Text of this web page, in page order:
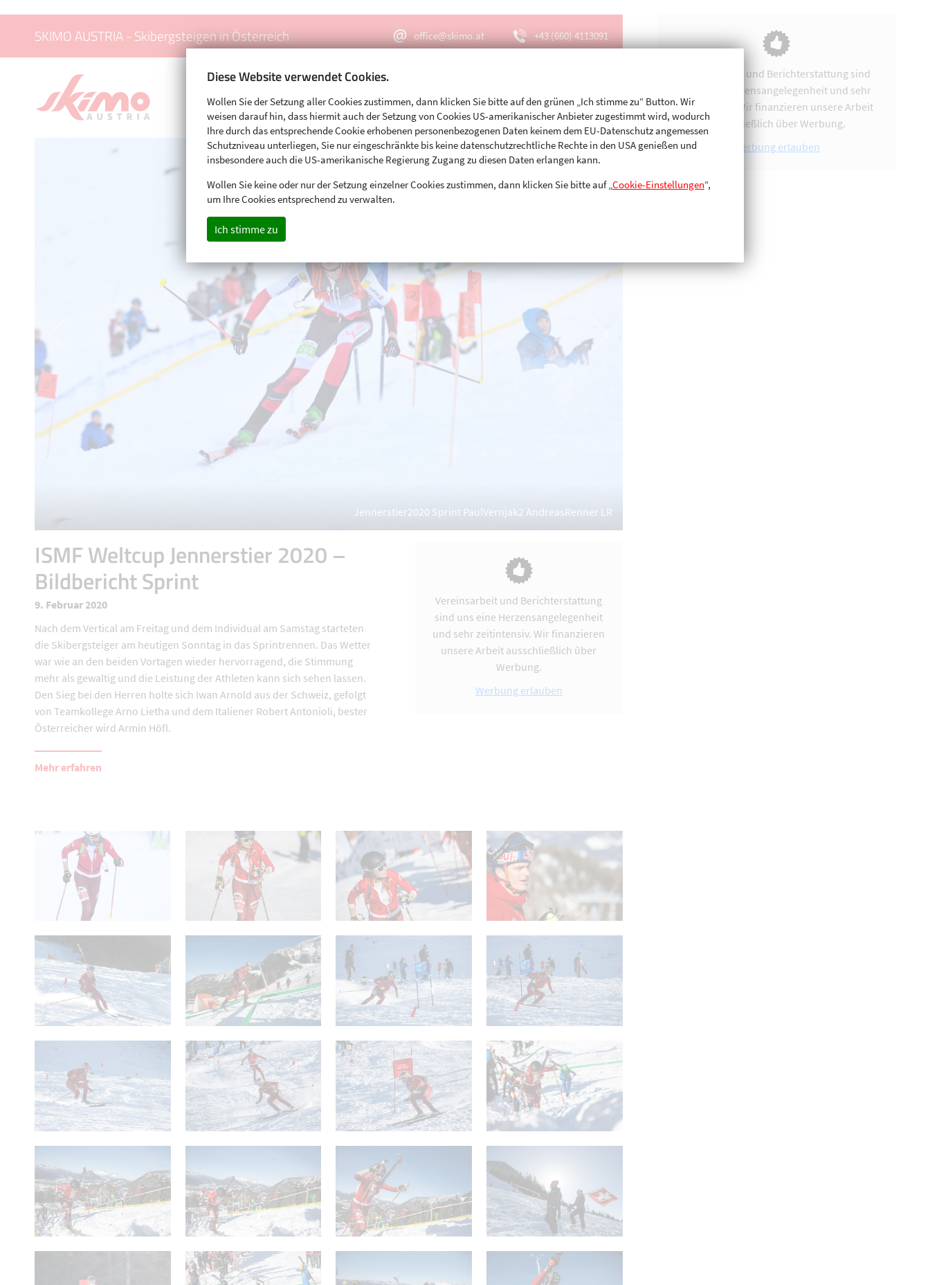
SKIMO AUSTRIA - Skibergsteigen in Österreich office@skimo.at +43 (660) 4113091
Menu
Jennerstier2020 Sprint PaulVernjak2 AndreasRenner LR
ISMF Weltcup Jennerstier 2020 –
Bildbericht Sprint
9. Februar 2020
Nach dem Vertical am Freitag und dem Individual am Samstag starteten
die Skibergsteiger am heutigen Sonntag in das Sprintrennen. Das Wetter
war wie an den beiden Vortagen wieder hervorragend, die Stimmung
mehr als gewaltig und die Leistung der Athleten kann sich sehen lassen.
Den Sieg bei den Herren holte sich Iwan Arnold aus der Schweiz, gefolgt
von Teamkollege Arno Lietha und dem Italiener Robert Antonioli, bester
Österreicher wird Armin Höfl.
Mehr erfahren
Vereinsarbeit und Berichterstattung
sind uns eine Herzensangelegenheit
und sehr zeitintensiv. Wir finanzieren
unsere Arbeit ausschließlich über
Werbung.
Werbung erlauben
Vereinsarbeit und Berichterstattung sind
uns eine Herzensangelegenheit und sehr
zeitintensiv. Wir finanzieren unsere Arbeit
ausschließlich über Werbung.
Werbung erlauben
Diese Website verwendet Cookies.
Wollen Sie der Setzung aller Cookies zustimmen, dann klicken Sie bitte auf den grünen „Ich stimme zu“ Button. Wir
weisen darauf hin, dass hiermit auch der Setzung von Cookies US-amerikanischer Anbieter zugestimmt wird, wodurch
Ihre durch das entsprechende Cookie erhobenen personenbezogenen Daten keinem dem EU-Datenschutz angemessen
Schutzniveau unterliegen, Sie nur eingeschränkte bis keine datenschutzrechtliche Rechte in den USA genießen und
insbesondere auch die US-amerikanische Regierung Zugang zu diesen Daten erlangen kann.
Wollen Sie keine oder nur der Setzung einzelner Cookies zustimmen, dann klicken Sie bitte auf „Cookie-Einstellungen“,
um Ihre Cookies entsprechend zu verwalten.
Ich stimme zu